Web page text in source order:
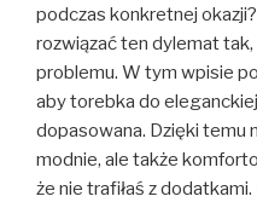
podczas konkretnej
rozwiązać ten dylemat tak,
problemu. W tym wpisie
aby torebka do
dopasowana. Dzięki temu
modnie, ale także
że nie trafiłaś z